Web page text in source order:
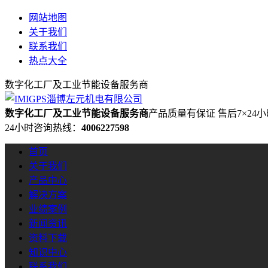
网站地图
关于我们
联系我们
热点大全
数字化工厂及工业节能设备服务商
数字化工厂及工业节能设备服务商产品质量有保证 售后7×24
24小时咨询热线： 4006227598
首页
关于我们
产品中心
解决方案
业绩案例
新闻资讯
资料下载
知识中心